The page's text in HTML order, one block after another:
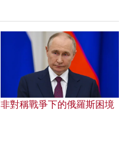
非對稱戰爭下的俄羅斯困境